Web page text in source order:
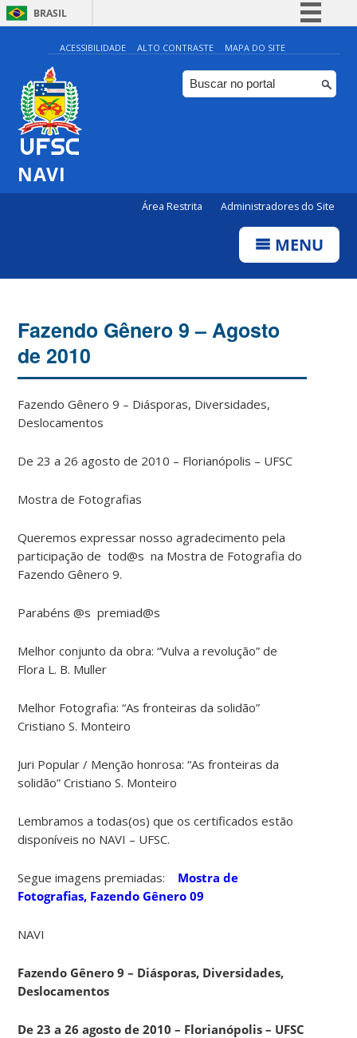
BRASIL
Simplifique!
Comunica BR
Participe
ACESSIBILIDADE ALTO CONTRASTE MAPA DO SITE
NAVI
Área Restrita Administradores do Site
MENU
Fazendo Gênero 9 – Agosto
de 2010
Fazendo Gênero 9 – Diásporas, Diversidades,
Deslocamentos
De 23 a 26 agosto de 2010 – Florianópolis – UFSC
Mostra de Fotografias
Queremos expressar nosso agradecimento pela
participação de tod@s na Mostra de Fotografia do
Fazendo Gênero 9.
Parabéns @s premiad@s
Melhor conjunto da obra: “Vulva a revolução” de
Flora L. B. Muller
Melhor Fotografia: “As fronteiras da solidão”
Cristiano S. Monteiro
Juri Popular / Menção honrosa: “As fronteiras da
solidão” Cristiano S. Monteiro
Lembramos a todas(os) que os certificados estão
disponíveis no NAVI – UFSC.
Segue imagens premiadas: Mostra de
Fotografias, Fazendo Gênero 09
NAVI
Fazendo Gênero 9 – Diásporas, Diversidades,
Deslocamentos
De 23 a 26 agosto de 2010 – Florianópolis – UFSC